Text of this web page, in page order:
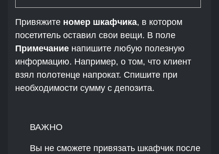
Привяжите номер шкафчика, в котором
посетитель оставил свои вещи. В поле
Примечание напишите любую полезную
информацию. Например, о том, что клиент
взял полотенце напрокат. Спишите при
необходимости сумму с депозита.
ВАЖНО
Вы не сможете привязать шкафчик после